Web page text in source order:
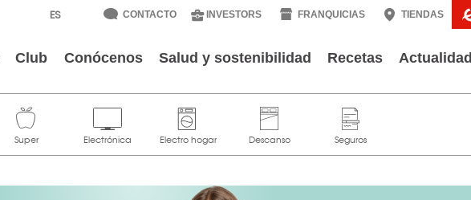
CONTACTO INVESTORS FRANQUICIAS TIENDAS
Club Conócenos Salud y sostenibilidad Recetas Actualidad